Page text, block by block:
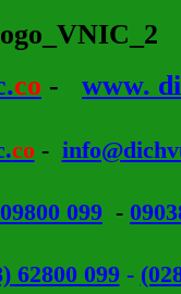
co - www.
co-
099 -
62800 099-